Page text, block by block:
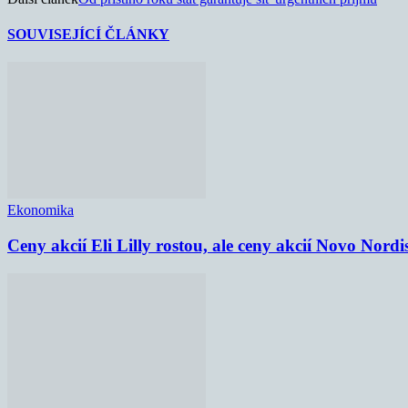
SOUVISEJÍCÍ ČLÁNKY
Ekonomika
Ceny akcií Eli Lilly rostou, ale ceny akcií Novo